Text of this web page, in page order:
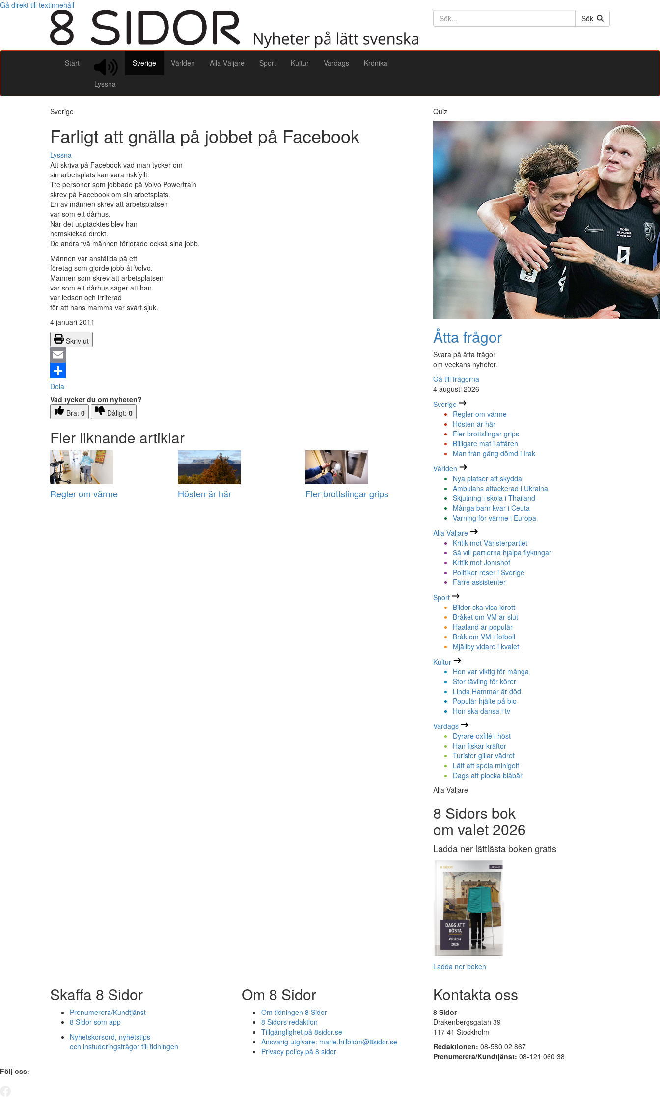
Gå direkt till textinnehåll
Söktext
Sök
Start
Lyssna
Sverige Världen Alla Väljare Sport Kultur Vardags Krönika
Sverige
Farligt att gnälla på jobbet på Facebook
Lyssna
Att skriva på Facebook vad man tycker om
sin arbetsplats kan vara riskfyllt.
Tre personer som jobbade på Volvo Powertrain
skrev på Facebook om sin arbetsplats.
En av männen skrev att arbetsplatsen
var som ett dårhus.
När det upptäcktes blev han
hemskickad direkt.
De andra två männen förlorade också sina jobb.
Männen var anställda på ett
företag som gjorde jobb åt Volvo.
Mannen som skrev att arbetsplatsen
var som ett dårhus säger att han
var ledsen och irriterad
för att hans mamma var svårt sjuk.
4 januari 2011
Skriv ut
Email
Dela
Vad tycker du om nyheten?
Bra: 0 Dåligt: 0
Fler liknande artiklar
Regler om värme Hösten är här Fler brottslingar grips
Quiz
Åtta frågor
Svara på åtta frågor
om veckans nyheter.
Gå till frågorna
4 augusti 2026
Sverige
Regler om värme
Hösten är här
Fler brottslingar grips
Billigare mat i affären
Man från gäng dömd i Irak
Världen
Nya platser att skydda
Ambulans attackerad i Ukraina
Skjutning i skola i Thailand
Många barn kvar i Ceuta
Varning för värme i Europa
Alla Väljare
Kritik mot Vänsterpartiet
Så vill partierna hjälpa flyktingar
Kritik mot Jomshof
Politiker reser i Sverige
Färre assistenter
Sport
Bilder ska visa idrott
Bråket om VM är slut
Haaland är populär
Bråk om VM i fotboll
Mjällby vidare i kvalet
Kultur
Hon var viktig för många
Stor tävling för körer
Linda Hammar är död
Populär hjälte på bio
Hon ska dansa i tv
Vardags
Dyrare oxfilé i höst
Han fiskar kräftor
Turister gillar vädret
Lätt att spela minigolf
Dags att plocka blåbär
Alla Väljare
8 Sidors bok
om valet 2026
Ladda ner lättlästa boken gratis
Ladda ner boken
Skaffa 8 Sidor
Prenumerera/Kundtjänst
8 Sidor som app
Nyhetskorsord, nyhetstips
och instuderingsfrågor till tidningen
Om 8 Sidor
Om tidningen 8 Sidor
8 Sidors redaktion
Tillgänglighet på 8sidor.se
Ansvarig utgivare: marie.hillblom@8sidor.se
Privacy policy på 8 sidor
Kontakta oss
8 Sidor
Drakenbergsgatan 39
117 41 Stockholm
Redaktionen: 08-580 02 867
Prenumerera/Kundtjänst: 08-121 060 38
Följ oss: